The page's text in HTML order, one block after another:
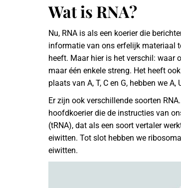
Wat is RNA?
Nu, RNA is als een koerier die
informatie van ons erfelijk materiaal
heeft. Maar hier is het verschil: waar
maar één enkele streng. Het heeft
plaats van A, T, C en G, hebben we A,
Er zijn ook verschillende soorten
hoofdkoerier die de instructies van
(tRNA), dat als een soort vertaler
eiwitten. Tot slot hebben we
eiwitten.